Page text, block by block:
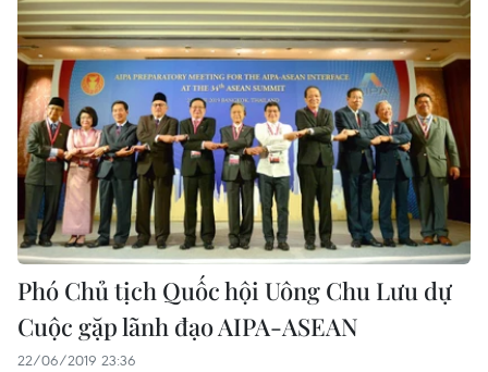
Phó Chủ tịch Quốc hội Uông Chu Lưu dự
Cuộc gặp lãnh đạo AIPA-ASEAN
22/06/2019 23:36